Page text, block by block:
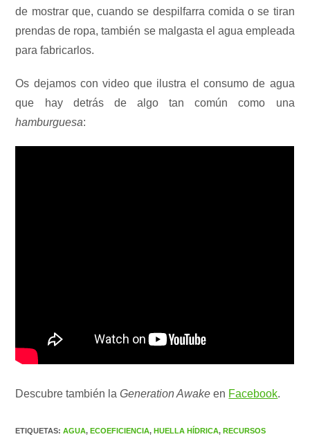
de mostrar que, cuando se despilfarra comida o se tiran
prendas de ropa, también se malgasta el agua empleada
para fabricarlos.
Os dejamos con video que ilustra el consumo de agua
que hay detrás de algo tan común como una
hamburguesa:
Descubre también laGeneration Awake en Facebook.
ETIQUETAS:AGUA, ECOEFICIENCIA, HUELLA HÍDRICA, RECURSOS